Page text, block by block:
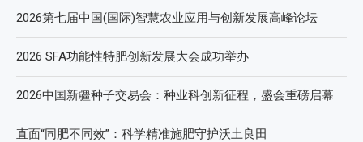
2026第七届中国(国际)智慧农业应用与创新发展高峰论坛
2026 SFA功能性特肥创新发展大会成功举办
2026中国新疆种子交易会：种业科创新征程，盛会重磅启幕
直面“同肥不同效”：科学精准施肥守护沃土良田